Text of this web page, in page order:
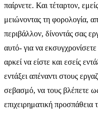
παίρνετε. Και τέταρτον,
μειώνοντας τη φορολογία,
περιβάλλον, δίνοντάς σας
αυτό- για να
αρκεί να είστε και εσείς
εντάξει απέναντι στους
σεβασμό, να τους βλέπετε
επιχειρηματική προσπάθεια